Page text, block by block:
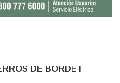
DE BORDET